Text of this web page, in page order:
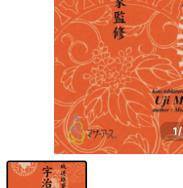
1/